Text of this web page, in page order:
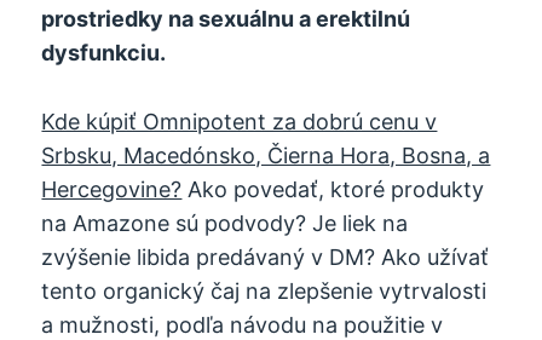
prostriedky na sexuálnu a erektilnú
dysfunkciu.
Kde kúpiť Omnipotent za dobrú cenu v
Srbsku, Macedónsko, Čierna Hora, Bosna, a
Hercegovine? Ako povedať, ktoré produkty
na Amazone sú podvody? Je liek na
zvýšenie libida predávaný v DM? Ako užívať
tento organický čaj na zlepšenie vytrvalosti
a mužnosti, podľa návodu na použitie v